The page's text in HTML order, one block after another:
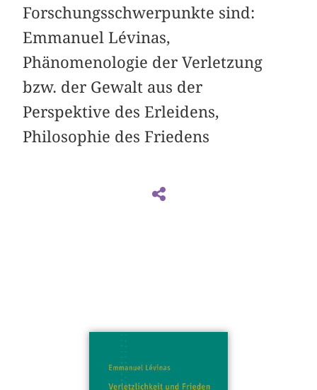
Forschungsschwerpunkte sind:
Emmanuel Lévinas,
Phänomenologie der Verletzung
bzw. der Gewalt aus der
Perspektive des Erleidens,
Philosophie des Friedens